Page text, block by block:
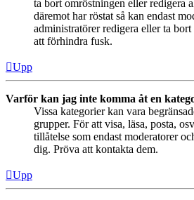
ta bort omröstningen eller redigera
däremot har röstat så kan endast
administratörer redigera eller ta
att förhindra fusk.
Upp
Varför kan jag inte komma åt en
Vissa kategorier kan vara
grupper. För att visa, läsa, posta,
tillåtelse som endast moderatorer
dig. Pröva att kontakta dem.
Upp